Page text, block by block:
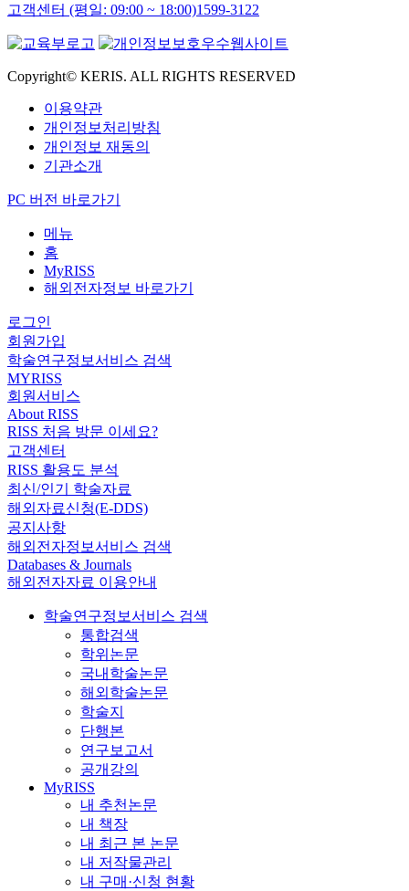
고객센터 (평일: 09:00 ~ 18:00)1599-3122
Copyright© KERIS. ALL RIGHTS RESERVED
이용약관
개인정보처리방침
개인정보 재동의
기관소개
PC 버전 바로가기
메뉴
홈
MyRISS
해외전자정보 바로가기
로그인
회원가입
학술연구정보서비스 검색
MYRISS
회원서비스
About RISS
RISS 처음 방문 이세요?
고객센터
RISS 활용도 분석
최신/인기 학술자료
해외자료신청(E-DDS)
공지사항
해외전자정보서비스 검색
Databases & Journals
해외전자자료 이용안내
학술연구정보서비스 검색
통합검색
학위논문
국내학술논문
해외학술논문
학술지
단행본
연구보고서
공개강의
MyRISS
내 추천논문
내 책장
내 최근 본 논문
내 저작물관리
내 구매·신청 현황